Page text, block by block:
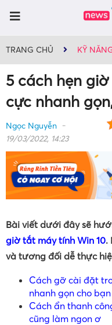
TRANG CHỦ KỸ
5 cách hẹn
cực nhanh
Ngọc Nguyễn
19/03/2022, 14:23
Bài viết dưới đây sẽ
giờ tắt máy tính Win 10.
và tương đối dễ thực
Cách gỡ cài đặt
nhanh gọn cho bạn
Cách ẩn thanh
cũng làm ngon ơ